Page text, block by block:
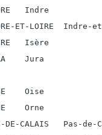
Indre
ET-LOIRE  Indre-
Isère
Jura
Oise
Orne
DE-CALAIS   Pas-